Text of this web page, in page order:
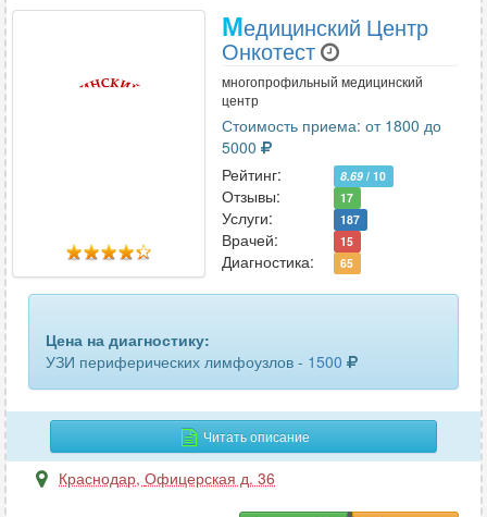
сосудов головного мозга
сосудов нижних конечностей
толстого кишечника
шейного отдела позвоночника
щитовидной железы 67
эластография печени 13
Медицинский Центр
Онкотест
многопрофильный медицинский
центр
Стоимость приема: от 1800 до
5000
Рейтинг:
8.69 / 10
Отзывы: 17
Услуги: 187
Врачей: 15
Диагностика: 65
Цена на диагностику:
УЗИ периферических лимфоузлов - 1500
Читать описание
Краснодар, Офицерская д. 36